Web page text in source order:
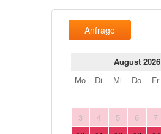
Anfrage
August 2026
Mo
Di Mi Do Fr
3
4 5 6 7